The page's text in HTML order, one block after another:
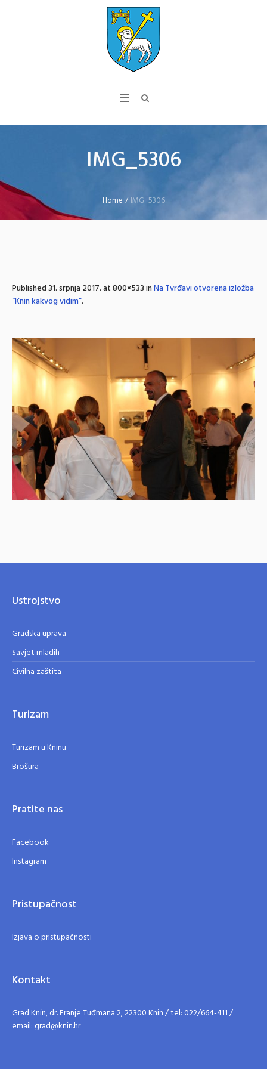
IMG_5306
Home /IMG_5306
Published31. srpnja 2017.at 800×533 inNa Tvrđavi otvorena izložba
“Knin kakvog vidim”.
Ustrojstvo
Gradska uprava
Savjet mladih
Civilna zaštita
Turizam
Turizam u Kninu
Brošura
Pratite nas
Facebook
Instagram
Pristupačnost
Izjava o pristupačnosti
Kontakt
Grad Knin, dr. Franje Tuđmana 2, 22300 Knin / tel: 022/664-411 /
email: grad@knin.hr